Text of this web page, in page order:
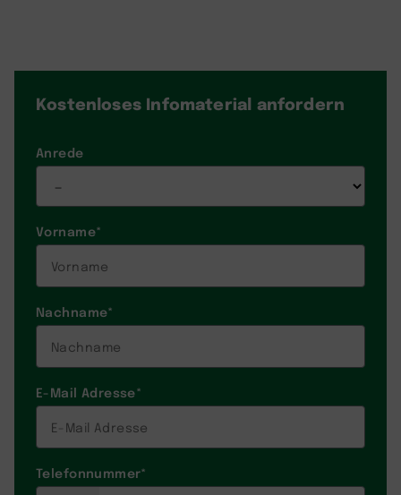
Kostenloses Infomaterial anfordern
Anrede
Vorname*
Nachname*
E-Mail Adresse*
Telefonnummer*